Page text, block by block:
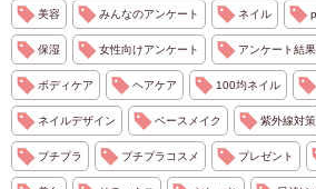
美容 みんなのアンケート ネイル
保湿 女性向けアンケート アンケート結
ボディケア ヘアケア 100均ネイル
ネイルデザイン ベースメイク 紫外線対策
プチプラ プチプラコスメ プレゼント